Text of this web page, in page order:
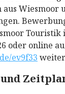
Wiesmoor
Touristik
oder online
ev9f33